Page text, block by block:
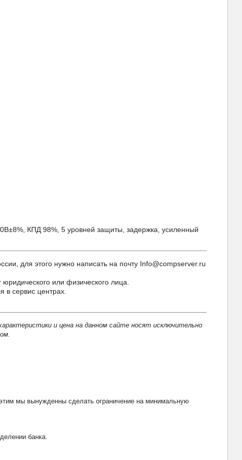
КПД 98%, 5 уровней защиты, задержка, усиленный
для этого нужно написать на почту Info@compserver.ru
или физического лица.
в сервис центрах.
и цена на данном сайте носят исключительно
мы вынужденны сделать ограничение на минимальную
банка.